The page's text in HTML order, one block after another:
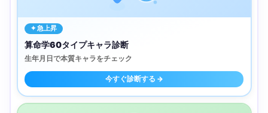
✦ 急上昇
算命学60タイプキャラ診断
生年月日で本質キャラをチェック
今すぐ診断する →